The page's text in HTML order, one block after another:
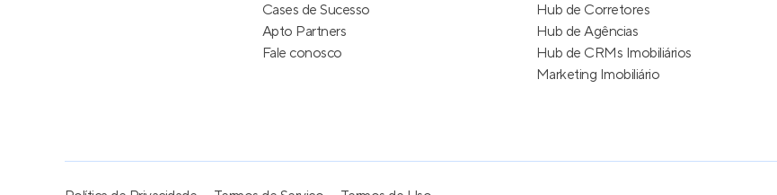
Cases de Sucesso
Apto Partners
Fale conosco
Hub de Corretores
Hub de Agências
Hub de CRMs Imobiliários
Marketing Imobiliário